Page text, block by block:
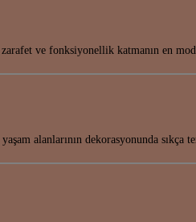
zarafet ve fonksiyonellik katmanın en
alanlarının dekorasyonunda